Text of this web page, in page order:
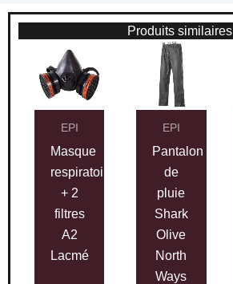
Produits similaires
EPI
Masque
respiratoire
+ 2
filtres
A2
Lacmé
EPI
Pantalon
de
pluie
Shark
Olive
North
Ways